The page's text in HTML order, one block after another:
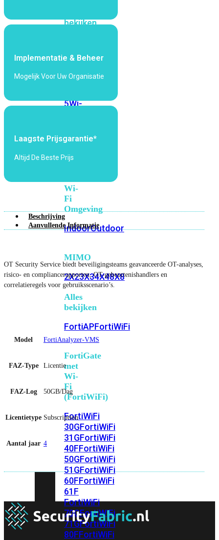
bekijken
Fi
Generatie
Wi-
5Wi-
Fi
Fi
Wi-
Fi
Omgeving
IndoorOutdoor
MIMO
2X23X34X48X8
Alles
bekijken
FortiAPFortiWiFi
FortiGate
met
Wi-
Fi
(FortiWiFi)
FortiWiFi
30GFortiWiFi
31GFortiWiFi
40FFortiWiFi
50GFortiWiFi
51GFortiWiFi
60FFortiWiFi
61F
FortiWiFi
70GFortiWiFi
71GFortiWiFi
80FFortiWiFi
Implementatie & Beheer
Mogelijk Voor Uw Organisatie
Laagste Prijsgarantie*
Altijd De Beste Prijs
Beschrijving
Aanvullende Informatie
OT Security Service biedt beveiligingsteams geavanceerde OT-analyses,
risico- en compliancerapporten, OT-gebeurtenishandlers en
correlatieregels voor gebruiksscenario’s.
Model FortiAnalyzer-VMS
FAZ-Type Licentie
FAZ-Log 50GB/Dag
Licentietype Subscription
Aantal jaar 4